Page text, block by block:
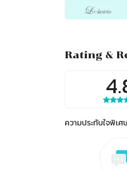
Rating &
ความประทับใจพิเ